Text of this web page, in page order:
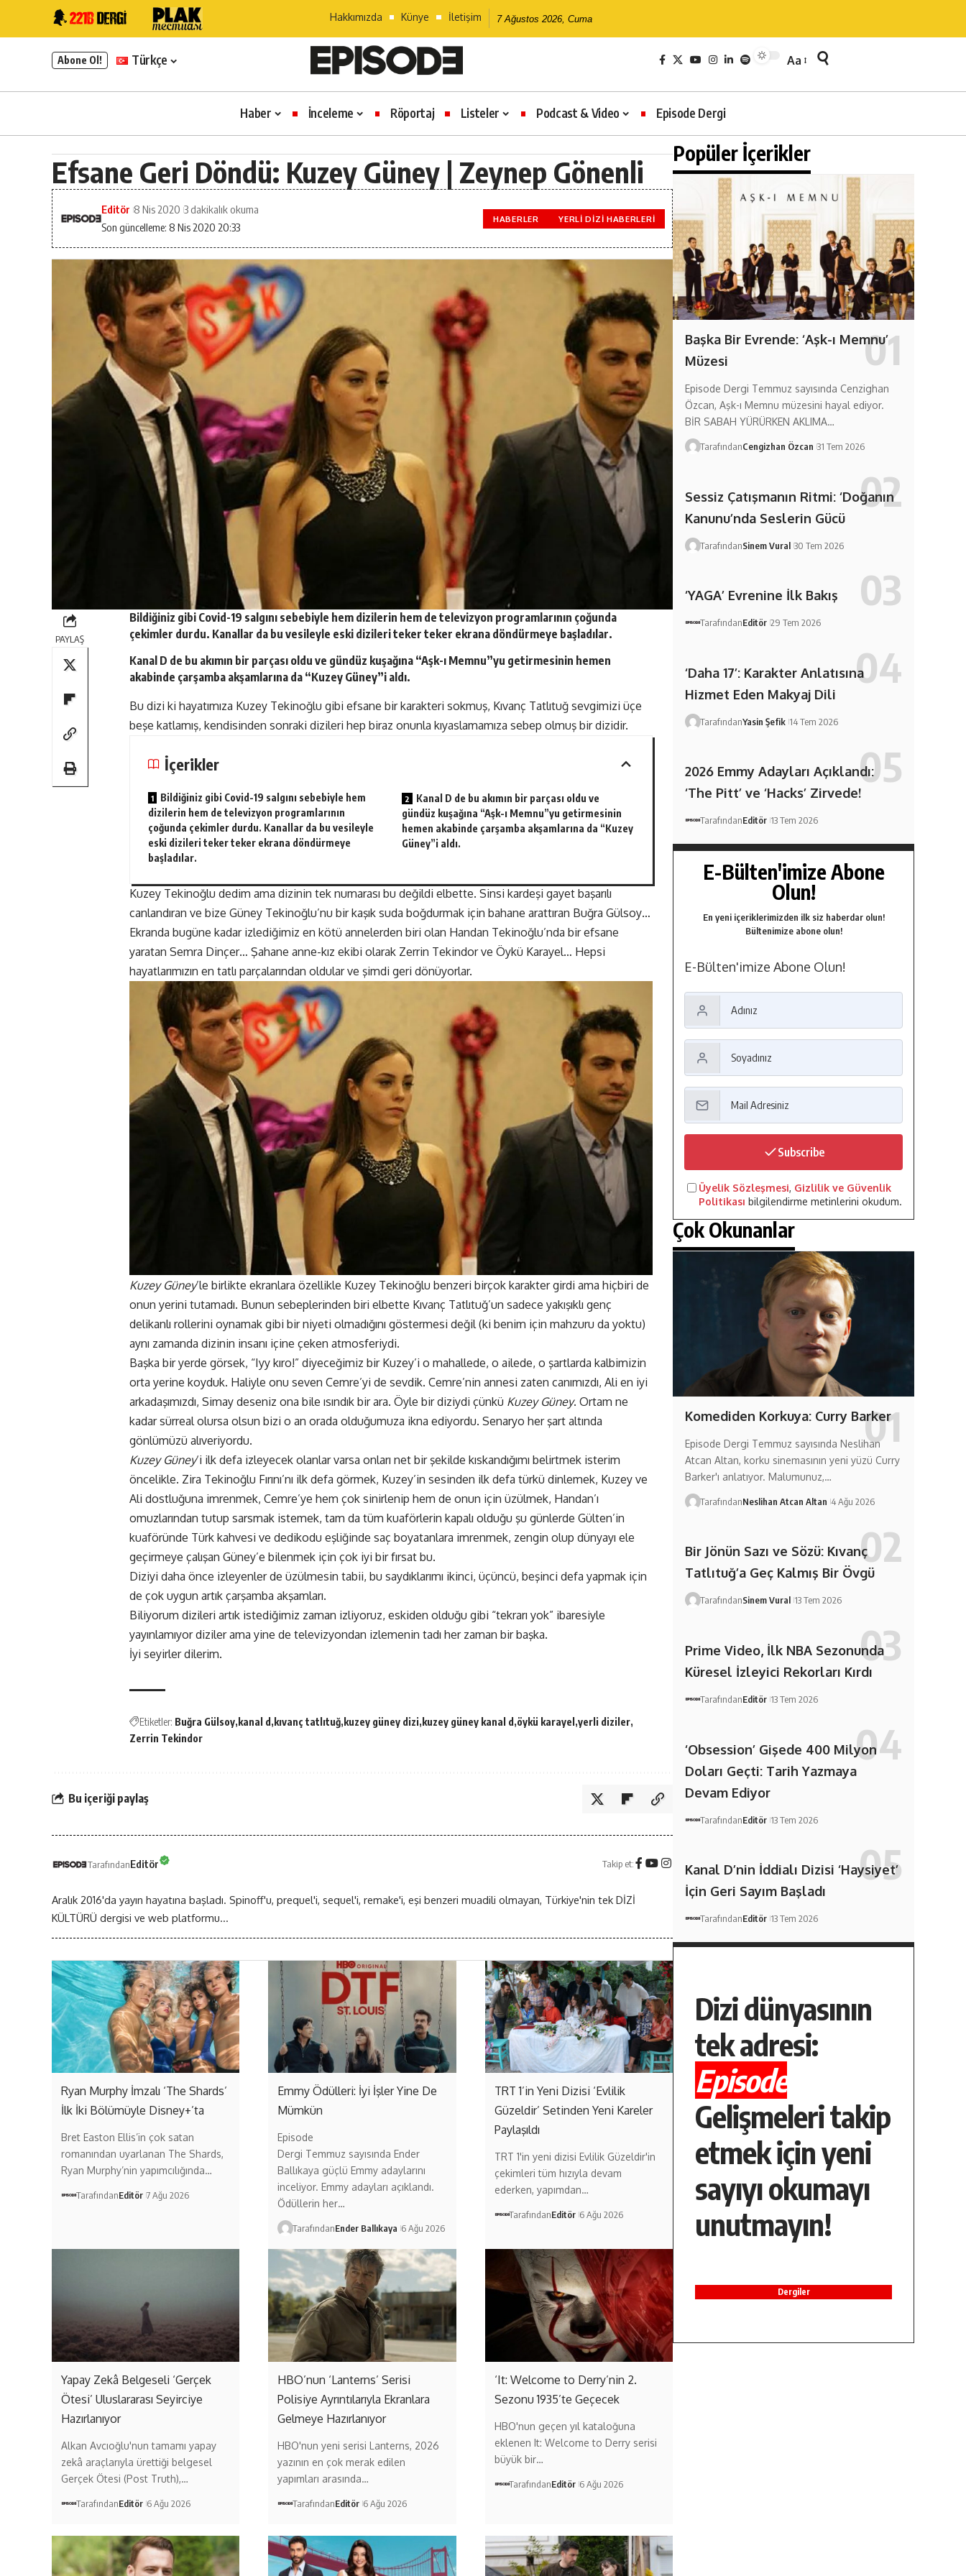
Hakkımızda Künye İletişim 7 Ağustos 2026, Cuma
Abone Ol! Türkçe Aa
Haber İnceleme Röportaj Listeler Podcast & Video Episode Dergi
Efsane Geri Döndü: Kuzey Güney | Zeynep Gönenli
Son güncelleme: 8 Nis 2020 20:33
Editör 8 Nis 2020 3 dakikalık okuma
HABERLER YERLI DIZI HABERLERI
PAYLAŞ
Bildiğiniz gibi Covid-19 salgını sebebiyle hem dizilerin hem de televizyon programlarının çoğunda
çekimler durdu. Kanallar da bu vesileyle eski dizileri teker teker ekrana döndürmeye başladılar.
Kanal D de bu akımın bir parçası oldu ve gündüz kuşağına “Aşk-ı Memnu”yu getirmesinin hemen
akabinde çarşamba akşamlarına da “Kuzey Güney”i aldı.
Bu dizi ki hayatımıza Kuzey Tekinoğlu gibi efsane bir karakteri sokmuş, Kıvanç Tatlıtuğ sevgimizi üçe
beşe katlamış, kendisinden sonraki dizileri hep biraz onunla kıyaslamamıza sebep olmuş bir dizidir.
İçerikler
Bildiğiniz gibi Covid-19 salgını sebebiyle hem
dizilerin hem de televizyon programlarının
çoğunda çekimler durdu. Kanallar da bu vesileyle
eski dizileri teker teker ekrana döndürmeye
başladılar.
Kanal D de bu akımın bir parçası oldu ve
gündüz kuşağına “Aşk-ı Memnu”yu getirmesinin
hemen akabinde çarşamba akşamlarına da “Kuzey
Güney”i aldı.
Kuzey Tekinoğlu dedim ama dizinin tek numarası bu değildi elbette. Sinsi kardeşi gayet başarılı
canlandıran ve bize Güney Tekinoğlu’nu bir kaşık suda boğdurmak için bahane arattıran Buğra Gülsoy…
Ekranda bugüne kadar izlediğimiz en kötü annelerden biri olan Handan Tekinoğlu’nda bir efsane
yaratan Semra Dinçer… Şahane anne-kız ekibi olarak Zerrin Tekindor ve Öykü Karayel… Hepsi
hayatlarımızın en tatlı parçalarından oldular ve şimdi geri dönüyorlar.
Kuzey Güney’le birlikte ekranlara özellikle Kuzey Tekinoğlu benzeri birçok karakter girdi ama hiçbiri de
onun yerini tutamadı. Bunun sebeplerinden biri elbette Kıvanç Tatlıtuğ’un sadece yakışıklı genç
delikanlı rollerini oynamak gibi bir niyeti olmadığını göstermesi değil (ki benim için mahzuru da yoktu)
aynı zamanda dizinin insanı içine çeken atmosferiydi.
Başka bir yerde görsek, “Iyy kıro!” diyeceğimiz bir Kuzey’i o mahallede, o ailede, o şartlarda kalbimizin
orta yerine koyduk. Haliyle onu seven Cemre’yi de sevdik. Cemre’nin annesi zaten canımızdı, Ali en iyi
arkadaşımızdı, Simay deseniz ona bile ısındık bir ara. Öyle bir diziydi çünkü Kuzey Güney. Ortam ne
kadar sürreal olursa olsun bizi o an orada olduğumuza ikna ediyordu. Senaryo her şart altında
gönlümüzü alıveriyordu.
Kuzey Güney‘i ilk defa izleyecek olanlar varsa onları net bir şekilde kıskandığımı belirtmek isterim
öncelikle. Zira Tekinoğlu Fırını’nı ilk defa görmek, Kuzey’in sesinden ilk defa türkü dinlemek, Kuzey ve
Ali dostluğuna imrenmek, Cemre’ye hem çok sinirlenip hem de onun için üzülmek, Handan’ı
omuzlarından tutup sarsmak istemek, tam da tüm kuaförlerin kapalı olduğu şu günlerde Gülten’in
kuaföründe Türk kahvesi ve dedikodu eşliğinde saç boyatanlara imrenmek, zengin olup dünyayı ele
geçirmeye çalışan Güney’e bilenmek için çok iyi bir fırsat bu.
Diziyi daha önce izleyenler de üzülmesin tabii, bu saydıklarımı ikinci, üçüncü, beşinci defa yapmak için
de çok uygun artık çarşamba akşamları.
Biliyorum dizileri artık istediğimiz zaman izliyoruz, eskiden olduğu gibi “tekrarı yok” ibaresiyle
yayınlamıyor diziler ama yine de televizyondan izlemenin tadı her zaman bir başka.
İyi seyirler dilerim.
Etiketler: Buğra Gülsoy kanal d kıvanç tatlıtuğ kuzey güney dizi kuzey güney kanal d öykü karayel yerli diziler
Zerrin Tekindor
Bu içeriği paylaş
TarafındanEditör Takip et:
Aralık 2016'da yayın hayatına başladı. Spinoff'u, prequel'i, sequel'i, remake'i, eşi benzeri muadili olmayan, Türkiye'nin tek DİZİ
KÜLTÜRÜ dergisi ve web platformu...
Ryan Murphy İmzalı ‘The Shards’
İlk İki Bölümüyle Disney+’ta
Bret Easton Ellis’in çok satan
romanından uyarlanan The Shards,
Ryan Murphy’nin yapımcılığında…
TarafındanEditör 7 Ağu 2026
Emmy Ödülleri: İyi İşler Yine De
Mümkün
Episode
Dergi Temmuz sayısında Ender
Ballıkaya güçlü Emmy adaylarını
inceliyor. Emmy adayları açıklandı.
Ödüllerin her…
TarafındanEnder Ballıkaya 6 Ağu 2026
TRT 1’in Yeni Dizisi ‘Evlilik
Güzeldir’ Setinden Yeni Kareler
Paylaşıldı
TRT 1'in yeni dizisi Evlilik Güzeldir'in
çekimleri tüm hızıyla devam
ederken, yapımdan…
TarafındanEditör 6 Ağu 2026
Yapay Zekâ Belgeseli ‘Gerçek
Ötesi’ Uluslararası Seyirciye
Hazırlanıyor
Alkan Avcıoğlu'nun tamamı yapay
zekâ araçlarıyla ürettiği belgesel
Gerçek Ötesi (Post Truth),…
TarafındanEditör 6 Ağu 2026
HBO’nun ‘Lanterns’ Serisi
Polisiye Ayrıntılarıyla Ekranlara
Gelmeye Hazırlanıyor
HBO'nun yeni serisi Lanterns, 2026
yazının en çok merak edilen
yapımları arasında…
TarafındanEditör 6 Ağu 2026
‘It: Welcome to Derry’nin 2.
Sezonu 1935’te Geçecek
HBO'nun geçen yıl kataloğuna
eklenen It: Welcome to Derry serisi
büyük bir…
TarafındanEditör 6 Ağu 2026
Popüler İçerikler
Başka Bir Evrende: ‘Aşk-ı Memnu’
Müzesi
Episode Dergi Temmuz sayısında Cenzighan
Özcan, Aşk-ı Memnu müzesini hayal ediyor.
BİR SABAH YÜRÜRKEN AKLIMA…
TarafındanCengizhan Özcan 31 Tem 2026
Sessiz Çatışmanın Ritmi: ‘Doğanın
Kanunu’nda Seslerin Gücü
TarafındanSinem Vural 30 Tem 2026
‘YAGA’ Evrenine İlk Bakış
TarafındanEditör 29 Tem 2026
‘Daha 17’: Karakter Anlatısına
Hizmet Eden Makyaj Dili
TarafındanYasin Şefik 14 Tem 2026
2026 Emmy Adayları Açıklandı:
‘The Pitt’ ve ‘Hacks’ Zirvede!
TarafındanEditör 13 Tem 2026
E-Bülten'imize Abone
Olun!
En yeni içeriklerimizden ilk siz haberdar olun!
Bültenimize abone olun!
E-Bülten'imize Abone Olun!
Subscribe
Üyelik Sözleşmesi, Gizlilik ve Güvenlik
Politikası bilgilendirme metinlerini okudum.
Çok Okunanlar
Komediden Korkuya: Curry Barker
Episode Dergi Temmuz sayısında Neslihan
Atcan Altan, korku sinemasının yeni yüzü Curry
Barker'ı anlatıyor. Malumunuz,…
TarafındanNeslihan Atcan Altan 4 Ağu 2026
Bir Jönün Sazı ve Sözü: Kıvanç
Tatlıtuğ’a Geç Kalmış Bir Övgü
TarafındanSinem Vural 13 Tem 2026
Prime Video, İlk NBA Sezonunda
Küresel İzleyici Rekorları Kırdı
TarafındanEditör 13 Tem 2026
‘Obsession’ Gişede 400 Milyon
Doları Geçti: Tarih Yazmaya
Devam Ediyor
TarafındanEditör 13 Tem 2026
Kanal D’nin İddialı Dizisi ‘Haysiyet’
İçin Geri Sayım Başladı
TarafındanEditör 13 Tem 2026
Dizi dünyasının
tek adresi:
Episode
Gelişmeleri takip
etmek için yeni
sayıyı okumayı
unutmayın!
Dergiler